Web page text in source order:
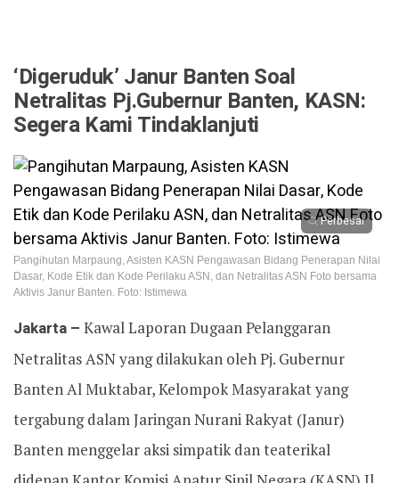
‘Digeruduk’ Janur Banten Soal
Netralitas Pj.Gubernur Banten, KASN:
Segera Kami Tindaklanjuti
Perbesar
Pangihutan Marpaung, Asisten KASN Pengawasan Bidang Penerapan Nilai
Dasar, Kode Etik dan Kode Perilaku ASN, dan Netralitas ASN Foto bersama
Aktivis Janur Banten. Foto: Istimewa
Jakarta – Kawal Laporan Dugaan Pelanggaran
Netralitas ASN yang dilakukan oleh Pj. Gubernur
Banten Al Muktabar, Kelompok Masyarakat yang
tergabung dalam Jaringan Nurani Rakyat (Janur)
Banten menggelar aksi simpatik dan teaterikal